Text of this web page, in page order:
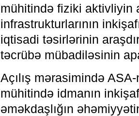
mühitində fiziki aktivliyin
infrastrukturlarının
iqtisadi təsirlərinin
təcrübə mübadiləsinin
Açılış mərasimində
mühitində idmanın
əməkdaşlığın